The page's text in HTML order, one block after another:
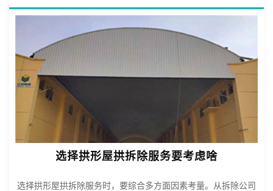
选择拱形屋拱拆除服务要考虑啥
选择拱形屋拱拆除服务时，要综合多方面因素考量。从拆除公司